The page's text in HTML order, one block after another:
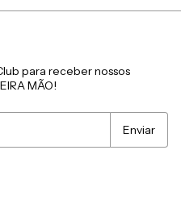
para receber nossos
MÃO!